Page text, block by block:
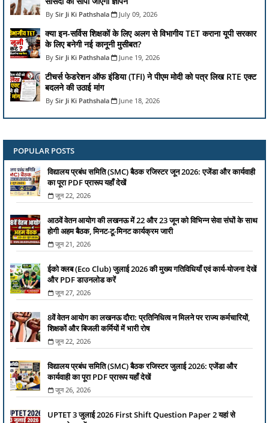
Sir Ji Ki Pathshala July 09, 2026
क्या इन-सर्विस शिक्षकों के लिए अलग से विभागीय TET कराना यूपी सरकार
के लिए बनेगी नई कानूनी मुसीबत?
Sir Ji Ki Pathshala June 19, 2026
टीचर्स फेडरेशन ऑफ इंडिया (TFI) ने पीएम मोदी को पत्र लिख RTE एक्ट
बदलने की उठाई मांग
Sir Ji Ki Pathshala June 18, 2026
POPULAR POSTS
विद्यालय प्रबंध समिति (SMC) बैठक रजिस्टर जून 2026: एजेंडा और कार्यवाही
का पूरा PDF प्रारूप यहाँ देखें
जून 22, 2026
आठवें वेतन आयोग की लखनऊ में 22 और 23 जून को विभिन्न सेवा संघों के साथ
होगी अहम बैठक, मिनट-टू-मिनट कार्यक्रम जारी
जून 21, 2026
ईको क्लब (Eco Club) जुलाई 2026 की मुख्य गतिविधियाँ एवं कार्य-योजना देखें
और PDF डाउनलोड करें
जून 27, 2026
8वें वेतन आयोग का लखनऊ दौरा: प्रतिनिधित्व न मिलने पर राज्य कर्मचारियों,
शिक्षकों और बिजली कर्मियों में भारी रोष
जून 22, 2026
विद्यालय प्रबंध समिति (SMC) बैठक रजिस्टर जुलाई 2026: एजेंडा और
कार्यवाही का पूरा PDF प्रारूप यहाँ देखें
जून 26, 2026
UPTET 3 जुलाई 2026 First Shift Question Paper 2 यहां से